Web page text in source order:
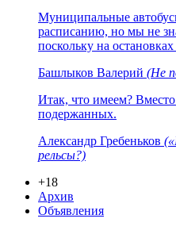
Муниципальные
расписанию, но мы не
поскольку на
Башлыков Валерий (Не
Итак, что имеем?
подержанных.
Александр Гребеньков
рельсы?)
+18
Архив
Объявления